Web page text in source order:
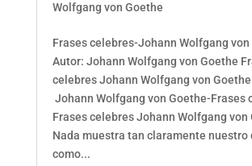
Wolfgang von Goethe
Frases celebres-Johann Wolfgang von
Autor: Johann Wolfgang von Goethe
celebres Johann Wolfgang von
Johann Wolfgang von Goethe-Frases
Frases celebres Johann Wolfgang von
Nada muestra tan claramente nuestro
como...